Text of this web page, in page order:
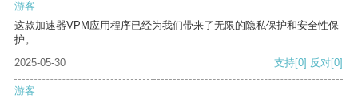
游客
这款加速器VPM应用程序已经为我们带来了无限的隐私保护和安全性保
护。
2025-05-30
支持[0] 反对[0]
游客